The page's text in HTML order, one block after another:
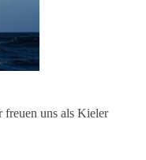
uns als Kieler